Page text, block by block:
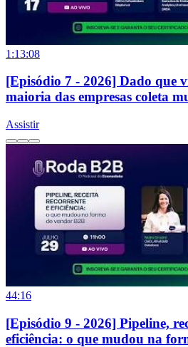
1:13:08
[Episódio 7 - 2026] Dado que
maioria das empresas coleta
Assistir
44:16
[Episódio 9 - 2026] Pipeline,
eficiência: o que mudou na